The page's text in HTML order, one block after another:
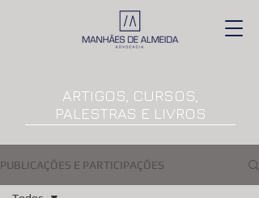
ARTIGOS, CURSOS,
PALESTRAS E LIVROS
PUBLICAÇÕES E PARTICIPAÇÕES